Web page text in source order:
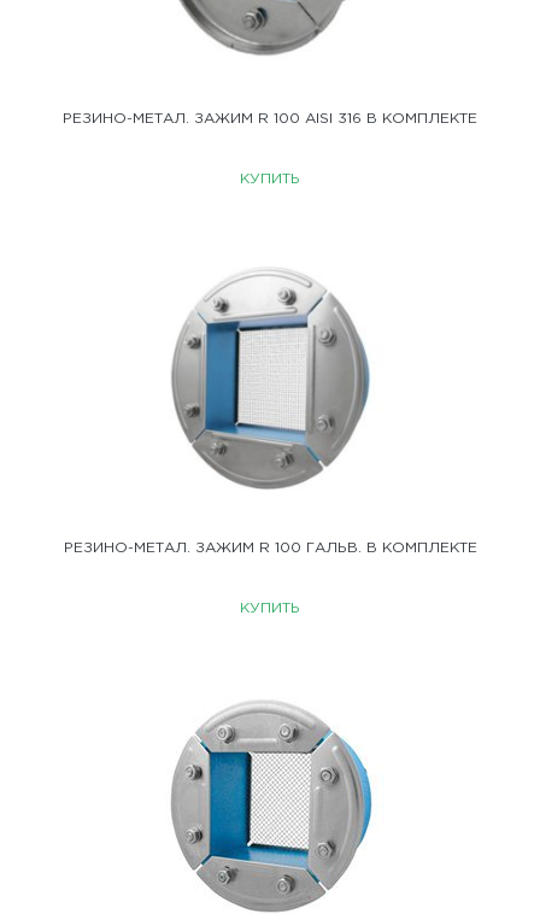
РЕЗИНО-МЕТАЛ. ЗАЖИМ R 100 AISI 316 В КОМПЛЕКТЕ
КУПИТЬ
РЕЗИНО-МЕТАЛ. ЗАЖИМ R 100 ГАЛЬВ. В КОМПЛЕКТЕ
КУПИТЬ